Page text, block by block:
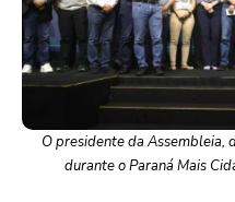
O presidente da Assembleia,
durante o Paraná Mais